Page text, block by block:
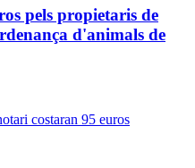
pels propietaris de
d'animals de